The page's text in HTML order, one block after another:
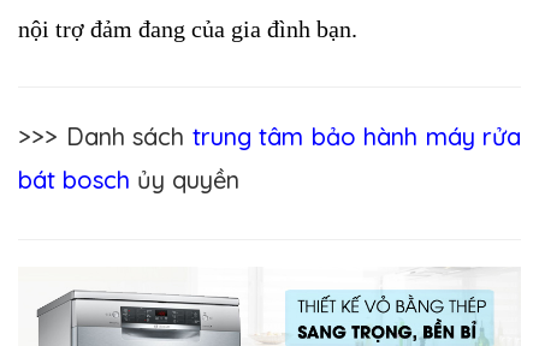
nội trợ đảm đang của gia đình bạn.
>>> Danh sách trung tâm bảo hành máy rửa
bát bosch ủy quyền